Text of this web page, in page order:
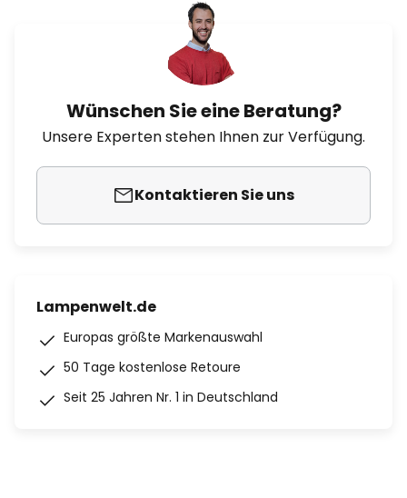
Wünschen Sie eine Beratung?
Unsere Experten stehen Ihnen zur Verfügung.
Kontaktieren Sie uns
Lampenwelt.de
Europas größte Markenauswahl
50 Tage kostenlose Retoure
Seit 25 Jahren Nr. 1 in Deutschland